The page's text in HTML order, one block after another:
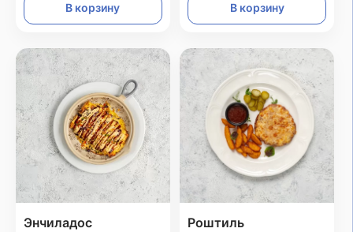
В корзину В корзину
Энчиладос Роштиль